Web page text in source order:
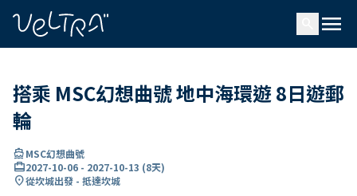
menu
搭乘 MSC幻想曲號 地中海環遊 8日遊郵
輪
directions_boatMSC幻想曲號
card_travel2027-10-06 - 2027-10-13 (8天)
location_on從坎城出發 - 抵達坎城